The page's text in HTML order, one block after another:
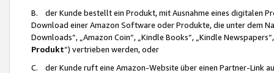
B. der Kunde bestellt ein Produkt, mit Ausnahme eines digitalen
Download einer Amazon Software oder Produkte, die unter dem
Downloads“, „Amazon Coin“, „Kindle Books“, „Kindle
Produkt“) vertrieben werden, oder
C. der Kunde ruft eine Amazon-Website über einen Partner-Link